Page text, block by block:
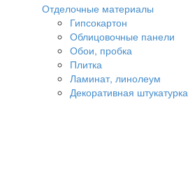
Отделочные материалы
Гипсокартон
Облицовочные панели
Обои, пробка
Плитка
Ламинат, линолеум
Декоративная штукатурка